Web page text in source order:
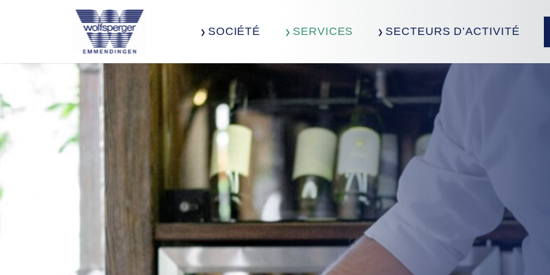
SOCIÉTÉ SERVICES SECTEURS D’ACTIVITÉ